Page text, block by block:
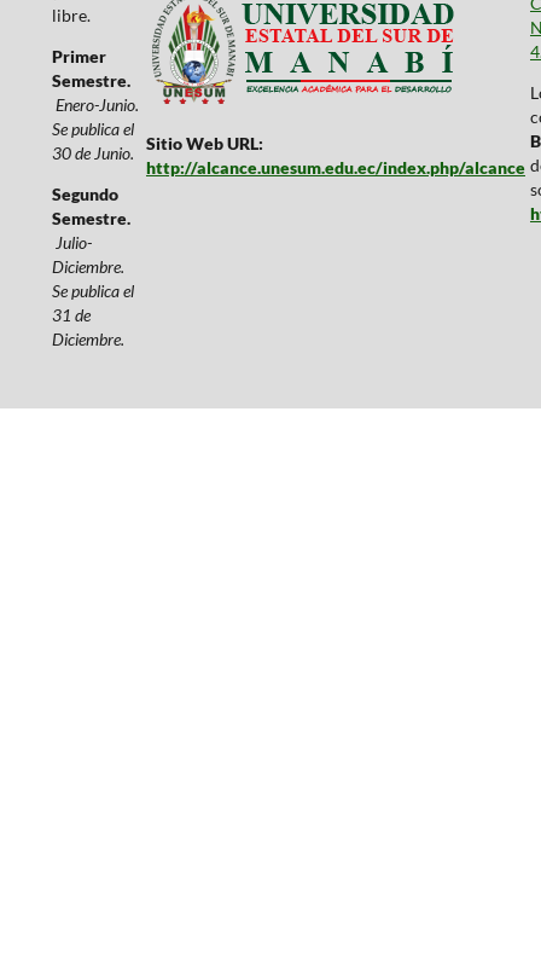
libre.
Primer
Semestre.
Enero-Junio.
Se publica el
30 de Junio.
Segundo
Semestre.
Julio-
Diciembre.
Se publica el
31 de
Diciembre.
Sitio Web URL:
http://alcance.unesum.edu.ec/index.php/alcance